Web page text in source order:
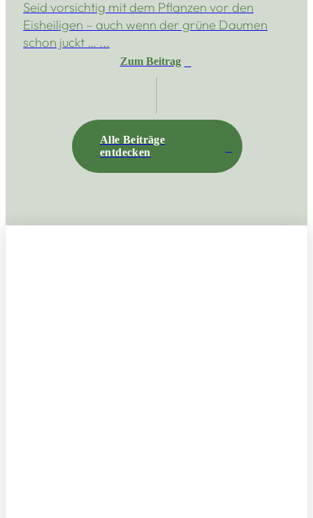
Seid vorsichtig mit dem Pflanzen vor den
Eisheiligen – auch wenn der grüne Daumen
schon juckt … ...
Zum Beitrag
Alle Beiträge
entdecken